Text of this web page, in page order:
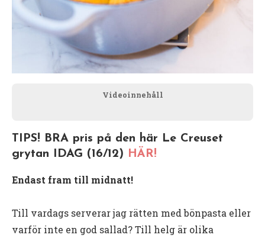
Videoinnehåll
TIPS! BRA pris på den här Le Creuset
grytan IDAG (16/12) HÄR!
Endast fram till midnatt!
Till vardags serverar jag rätten med bönpasta eller
varför inte en god sallad? Till helg är olika